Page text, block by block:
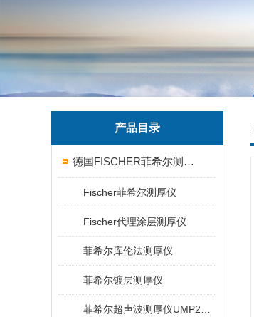
产品目录
德国FISCHER菲希尔测厚仪
Fischer菲希尔测厚仪
Fischer代理涂层测厚仪
菲希尔库伦法测厚仪
菲希尔镀层测厚仪